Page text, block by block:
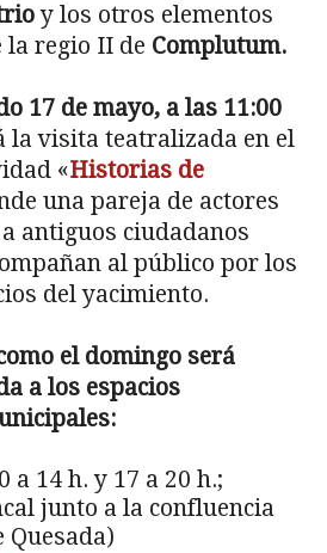
y los otros elementos
la regio II de Complutum.
17 de mayo, a las 11:00
la visita teatralizada en el
«Historias de
una pareja de actores
antiguos ciudadanos
al público por los
del yacimiento.
el domingo será
a los espacios
a 14 h. y 17 a 20 h.;
junto a la confluencia
Quesada)